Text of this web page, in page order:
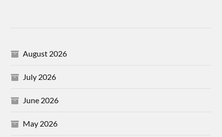
August 2026
July 2026
June 2026
May 2026